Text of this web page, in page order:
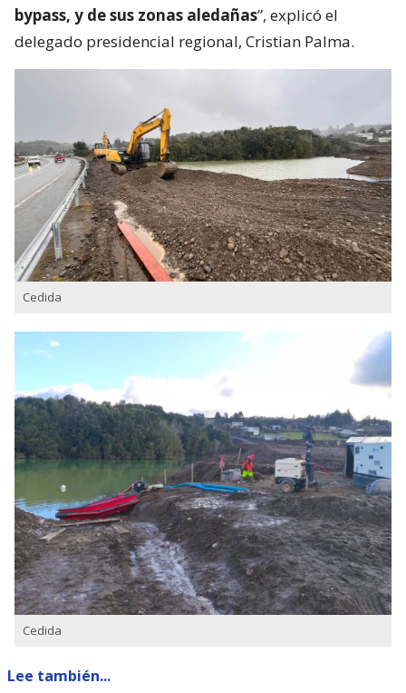
bypass, y de sus zonas aledañas”, explicó el
delegado presidencial regional, Cristian Palma.
Cedida
Cedida
Lee también...